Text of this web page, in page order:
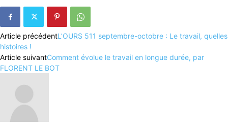
Article précédentL’OURS 511 septembre-octobre : Le travail, quelles
histoires !
Article suivantComment évolue le travail en longue durée, par
FLORENT LE BOT